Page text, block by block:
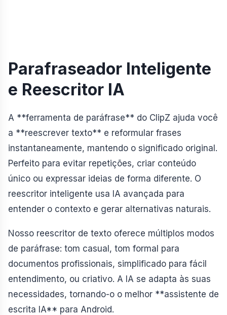
Parafraseador Inteligente
e Reescritor IA
A **ferramenta de paráfrase** do ClipZ ajuda você
a **reescrever texto** e reformular frases
instantaneamente, mantendo o significado original.
Perfeito para evitar repetições, criar conteúdo
único ou expressar ideias de forma diferente. O
reescritor inteligente usa IA avançada para
entender o contexto e gerar alternativas naturais.
Nosso reescritor de texto oferece múltiplos modos
de paráfrase: tom casual, tom formal para
documentos profissionais, simplificado para fácil
entendimento, ou criativo. A IA se adapta às suas
necessidades, tornando-o o melhor **assistente de
escrita IA** para Android.